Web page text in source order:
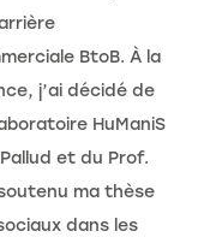
BtoB. À la
j’ai décidé de
HuManiS
et du Prof.
ma thèse
dans les